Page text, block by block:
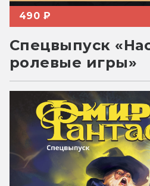
490 ₽
Спецвыпуск
ролевые игры»